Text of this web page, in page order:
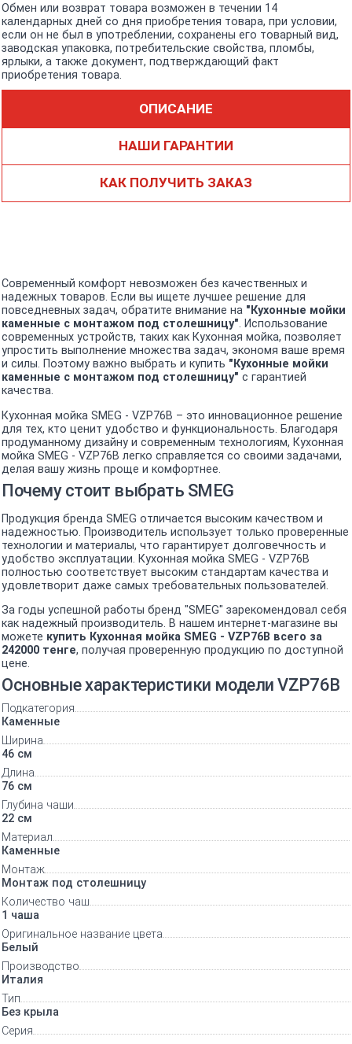
Обмен или возврат товара возможен в течении 14
календарных дней со дня приобретения товара, при условии,
если он не был в употреблении, сохранены его товарный вид,
заводская упаковка, потребительские свойства, пломбы,
ярлыки, а также документ, подтверждающий факт
приобретения товара.
ОПИСАНИЕ
НАШИ ГАРАНТИИ
КАК ПОЛУЧИТЬ ЗАКАЗ
Современный комфорт невозможен без качественных и
надежных товаров. Если вы ищете лучшее решение для
повседневных задач, обратите внимание на "Кухонные мойки
каменные с монтажом под столешницу". Использование
современных устройств, таких как Кухонная мойка, позволяет
упростить выполнение множества задач, экономя ваше время
и силы. Поэтому важно выбрать и купить "Кухонные мойки
каменные с монтажом под столешницу" с гарантией
качества.
Кухонная мойка SMEG - VZP76B – это инновационное решение
для тех, кто ценит удобство и функциональность. Благодаря
продуманному дизайну и современным технологиям, Кухонная
мойка SMEG - VZP76B легко справляется со своими задачами,
делая вашу жизнь проще и комфортнее.
Почему стоит выбрать SMEG
Продукция бренда SMEG отличается высоким качеством и
надежностью. Производитель использует только проверенные
технологии и материалы, что гарантирует долговечность и
удобство эксплуатации. Кухонная мойка SMEG - VZP76B
полностью соответствует высоким стандартам качества и
удовлетворит даже самых требовательных пользователей.
За годы успешной работы бренд "SMEG" зарекомендовал себя
как надежный производитель. В нашем интернет-магазине вы
можете купить Кухонная мойка SMEG - VZP76B всего за
242000 тенге, получая проверенную продукцию по доступной
цене.
Основные характеристики модели VZP76B
Подкатегория
Каменные
Ширина
46 см
Длина
76 см
Глубина чаши
22 см
Материал
Каменные
Монтаж
Монтаж под столешницу
Количество чаш
1 чаша
Оригинальное название цвета
Белый
Производство
Италия
Тип
Без крыла
Серия